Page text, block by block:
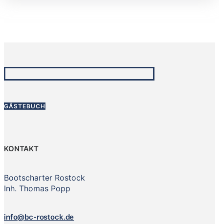
GÄSTEBUCH
KONTAKT
Bootscharter Rostock
Inh. Thomas Popp
info@bc-rostock.de